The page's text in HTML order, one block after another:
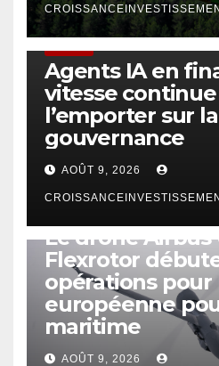
Agents IA en
vitesse
l’emporter sur la
gouvernance
AOÛT 9, 2026
Le drone Airbus
Flexrotor
opérations pour
européenne
maritime
AOÛT 9, 2026